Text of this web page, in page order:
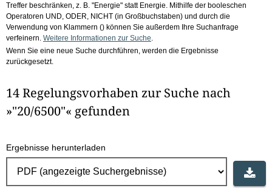
Treffer beschränken, z. B. "Energie" statt Energie. Mithilfe der booleschen
Operatoren UND, ODER, NICHT (in Großbuchstaben) und durch die
Verwendung von Klammern () können Sie außerdem Ihre Suchanfrage
verfeinern. Weitere Informationen zur Suche
Wenn Sie eine neue Suche durchführen, werden die Ergebnisse
zurückgesetzt.
14 Regelungsvorhaben zur Suche nach
»"20/6500"« gefunden
Ergebnisse herunterladen